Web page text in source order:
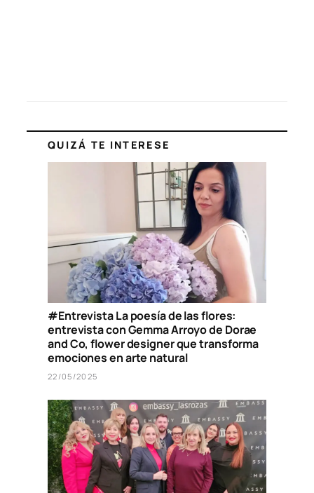
QUIZÁ TE INTERESE
#Entrevista La poesía de las flores:
entrevista con Gemma Arroyo de Dorae
and Co, flower designer que transforma
emociones en arte natural
22/05/2025